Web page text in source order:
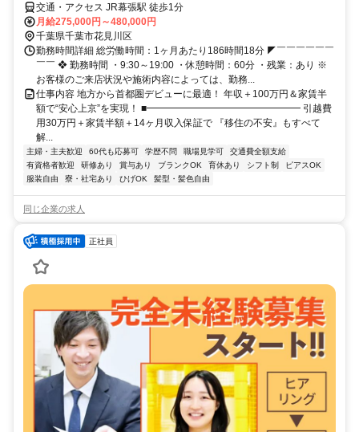
交通・アクセス JR幕張駅 徒歩1分
月給275,000円～480,000円
千葉県千葉市花見川区
勤務時間詳細 総労働時間：1ヶ月あたり186時間18分 ◤￣￣￣￣￣￣
￣￣ ❖ 勤務時間 ・9:30～19:00 ・休憩時間：60分 ・残業：あり ※
お客様のご来店状況や施術内容によっては、勤務...
仕事内容 地方から首都圏デビューに最適！ 年収＋100万円＆家賃半
額で“安心上京”を実現！ ■━━━━━━━━━━━━━━━━ 引越費
用30万円＋家賃半額＋14ヶ月収入保証で 『移住の不安』もすべて
解...
主婦・主夫歓迎 60代も応募可 学歴不問 職場見学可
交通費全額支給
有資格者歓迎
研修あり 賞与あり ブランクOK 育休あり シフト制
ピアスOK
服装自由
寮・社宅あり ひげOK 髪型・髪色自由
同じ企業の求人
正社員